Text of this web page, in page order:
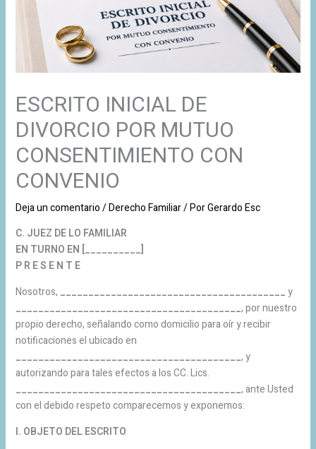
ESCRITO INICIAL DE
DIVORCIO POR MUTUO
CONSENTIMIENTO CON
CONVENIO
Deja un comentario/Derecho Familiar/ PorGerardo Esc
C. JUEZ DE LO FAMILIAR
EN TURNO EN [__________]
P R E S E N T E
Nosotros, ________________________________________y
________________________________________, por nuestro
propio derecho, señalando como domicilio para oír y recibir
notificaciones el ubicado en
________________________________________, y
autorizando para tales efectos a los CC. Lics.
________________________________________, ante Usted
con el debido respeto comparecemos y exponemos:
I. OBJETO DEL ESCRITO